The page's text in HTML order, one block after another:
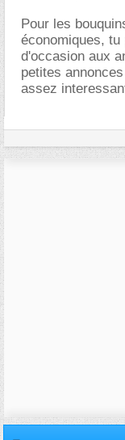
Pour les
économiques, tu
d'occasion aux
petites
assez